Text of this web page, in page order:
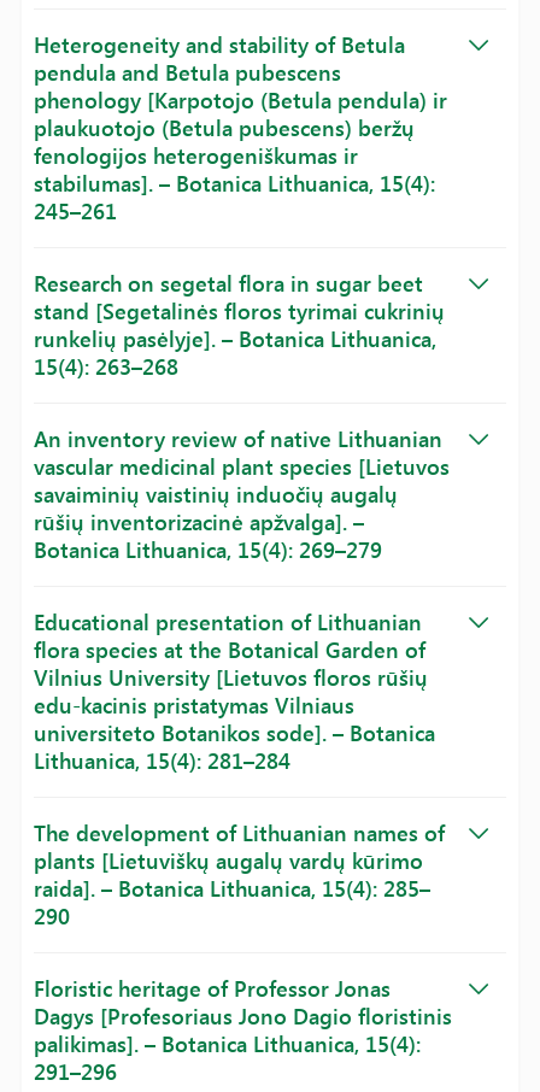
Heterogeneity and stability of Betula
pendula and Betula pubescens
phenology [Karpotojo (Betula pendula) ir
plaukuotojo (Betula pubescens) beržų
fenologijos heterogeniškumas ir
stabilumas]. – Botanica Lithuanica, 15(4):
245–261
Research on segetal flora in sugar beet
stand [Segetalinės floros tyrimai cukrinių
runkelių pasėlyje]. – Botanica Lithuanica,
15(4): 263–268
An inventory review of native Lithuanian
vascular medicinal plant species [Lietuvos
savaiminių vaistinių induočių augalų
rūšių inventorizacinė apžvalga]. –
Botanica Lithuanica, 15(4): 269–279
Educational presentation of Lithuanian
flora species at the Botanical Garden of
Vilnius University [Lietuvos floros rūšių
edu-kacinis pristatymas Vilniaus
universiteto Botanikos sode]. – Botanica
Lithuanica, 15(4): 281–284
The development of Lithuanian names of
plants [Lietuviškų augalų vardų kūrimo
raida]. – Botanica Lithuanica, 15(4): 285–
290
Floristic heritage of Professor Jonas
Dagys [Profesoriaus Jono Dagio floristinis
palikimas]. – Botanica Lithuanica, 15(4):
291–296